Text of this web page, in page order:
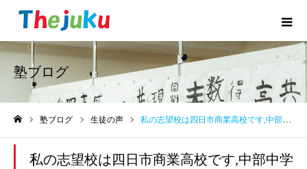
塾ブログ
塾ブログ 生徒の声 私の志望校は四日市商業高校です,中部中学3年Bさん
私の志望校は四日市商業高校です,中部中学